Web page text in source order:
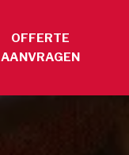
OFFERTE
AANVRAGEN